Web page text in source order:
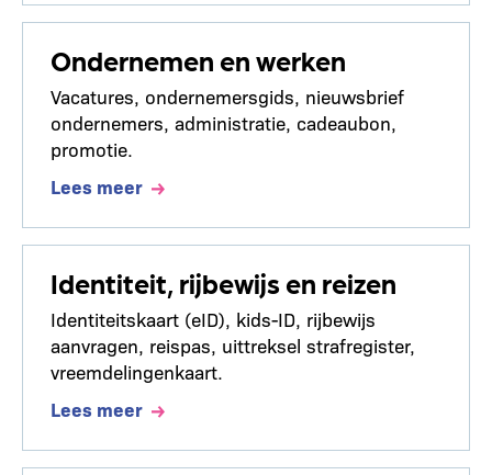
Ondernemen en werken
Vacatures, ondernemersgids, nieuwsbrief
ondernemers, administratie, cadeaubon,
promotie.
Lees meer
Identiteit, rijbewijs en reizen
Identiteitskaart (eID), kids-ID, rijbewijs
aanvragen, reispas, uittreksel strafregister,
vreemdelingenkaart.
Lees meer